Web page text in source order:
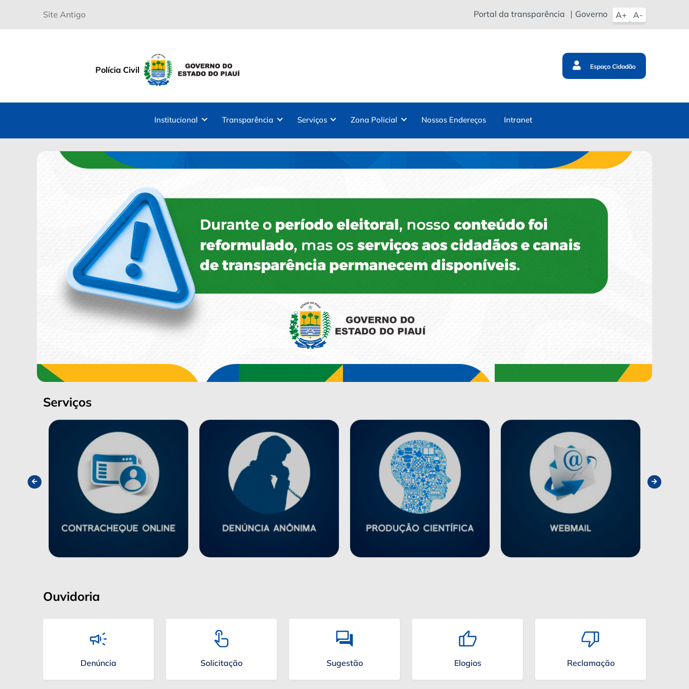
Site Antigo Portal da transparência Governo A+ A-
Polícia Civil Espaço Cidadão
Institucional Transparência Serviços Zona Policial Nossos Endereços Intranet
Serviços
Ouvidoria
Denúncia Solicitação Sugestão Elogios Reclamação